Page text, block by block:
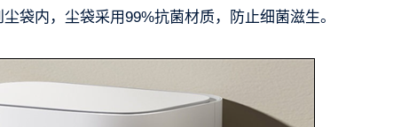
袋内，尘袋采用99%抗菌材质，防止细菌滋生。